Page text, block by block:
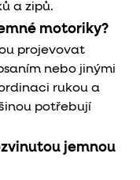
a zipů.
motoriky?
projevovat
nebo jinými
rukou a
potřebují
jemnou